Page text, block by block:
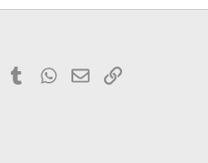
PinterestTumblrWhatsApp
EmailLink